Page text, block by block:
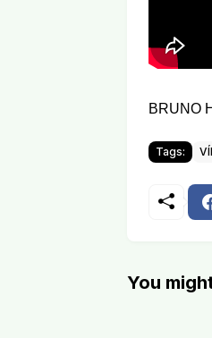
BRUNO
Tags:
You